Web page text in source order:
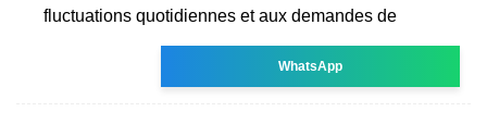
fluctuations quotidiennes et aux demandes de
WhatsApp